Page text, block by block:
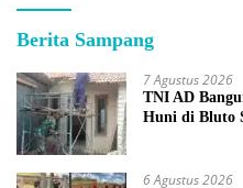
Berita Sampang
7 Agustus 2026
TNI AD
Huni di Bluto
6 Agustus 2026